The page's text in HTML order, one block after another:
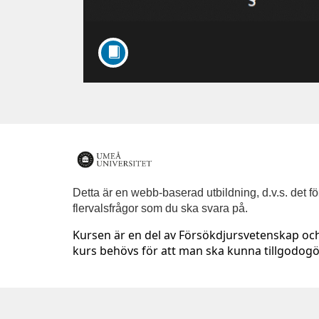
F
u
l
l
Detta är en webb-baserad utbildning, d.v.s. det
flervalsfrågor som du ska svara på.
Kursen är en del av Försökdjursvetenskap
kurs behövs för att man ska kunna